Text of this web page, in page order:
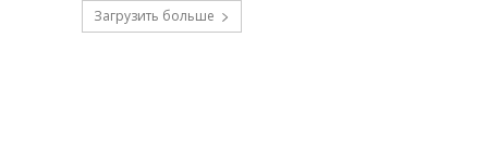
Загрузить больше